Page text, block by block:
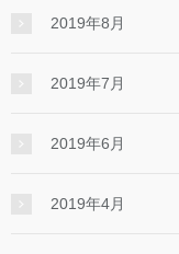
2019年8月
2019年7月
2019年6月
2019年4月